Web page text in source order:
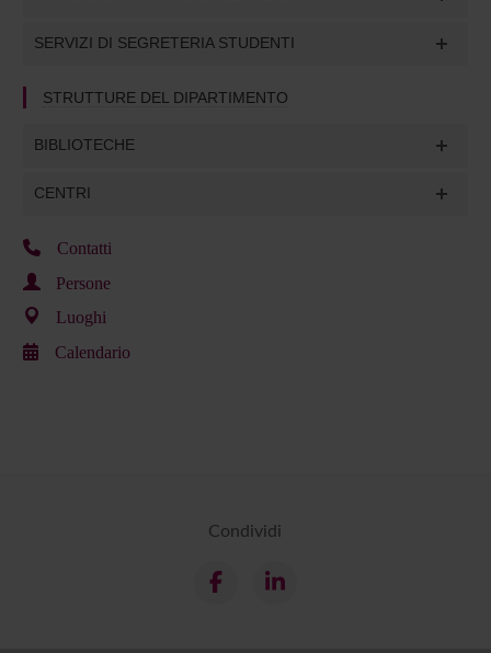
SERVIZI DI SEGRETERIA STUDENTI
STRUTTURE DEL DIPARTIMENTO
BIBLIOTECHE
CENTRI
Contatti
Persone
Luoghi
Calendario
Condividi